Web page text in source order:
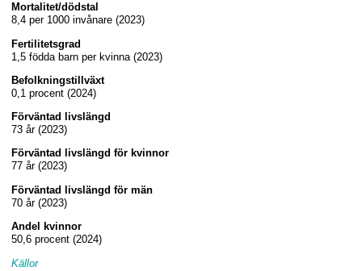
Mortalitet/dödstal
8,4 per 1000 invånare (2023)
Fertilitetsgrad
1,5 födda barn per kvinna (2023)
Befolkningstillväxt
0,1 procent (2024)
Förväntad livslängd
73 år (2023)
Förväntad livslängd för kvinnor
77 år (2023)
Förväntad livslängd för män
70 år (2023)
Andel kvinnor
50,6 procent (2024)
Källor